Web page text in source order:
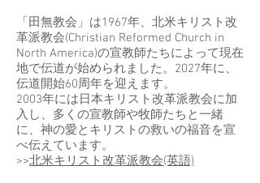
「田無教会」は1967年、北米キリスト改
革派教会(Christian Reformed Church in
North America)の宣教師たちによって現在
地で伝道が始められました。2027年に、
伝道開始60周年を迎えます。
2003年には日本キリスト改革派教会に加
入し、多くの宣教師や牧師たちと一緒
に、神の愛とキリストの救いの福音を宣
べ伝えています。
>>北米キリスト改革派教会(英語)